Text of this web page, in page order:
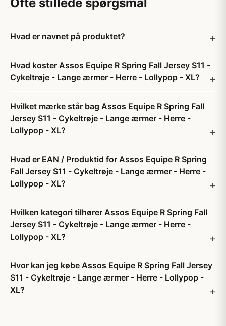
Hvad er navnet på produktet?
Hvad koster Assos Equipe R Spring Fall Jersey S11 -
Cykeltrøje - Lange ærmer - Herre - Lollypop - XL?
Hvilket mærke står bag Assos Equipe R Spring Fall
Jersey S11 - Cykeltrøje - Lange ærmer - Herre -
Lollypop - XL?
Hvad er EAN / Produktid for Assos Equipe R Spring
Fall Jersey S11 - Cykeltrøje - Lange ærmer - Herre -
Lollypop - XL?
Hvilken kategori tilhører Assos Equipe R Spring Fall
Jersey S11 - Cykeltrøje - Lange ærmer - Herre -
Lollypop - XL?
Hvor kan jeg købe Assos Equipe R Spring Fall Jersey
S11 - Cykeltrøje - Lange ærmer - Herre - Lollypop -
XL?